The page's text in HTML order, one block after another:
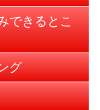
できるとこ
グ